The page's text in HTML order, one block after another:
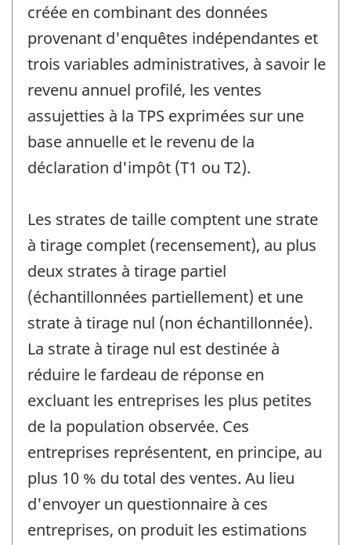
créée en combinant des données
provenant d'enquêtes indépendantes et
trois variables administratives, à savoir le
revenu annuel profilé, les ventes
assujetties à la TPS exprimées sur une
base annuelle et le revenu de la
déclaration d'impôt (T1 ou T2).
Les strates de taille comptent une strate
à tirage complet (recensement), au plus
deux strates à tirage partiel
(échantillonnées partiellement) et une
strate à tirage nul (non échantillonnée).
La strate à tirage nul est destinée à
réduire le fardeau de réponse en
excluant les entreprises les plus petites
de la population observée. Ces
entreprises représentent, en principe, au
plus 10 % du total des ventes. Au lieu
d'envoyer un questionnaire à ces
entreprises, on produit les estimations